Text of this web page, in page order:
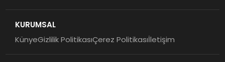
KURUMSAL
KünyeGizlilik PolitikasıÇerez Politikasıİletişim